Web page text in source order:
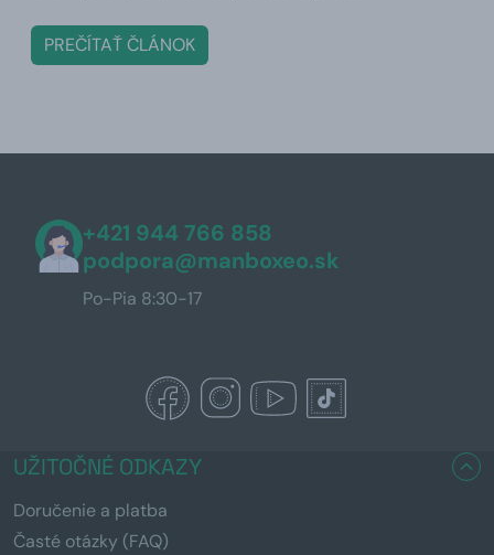
PREČÍTAŤ ČLÁNOK
+421 944 766 858
podpora@manboxeo.sk
Po-Pia 8:30-17
UŽITOČNÉ ODKAZY
Doručenie a platba
Časté otázky (FAQ)